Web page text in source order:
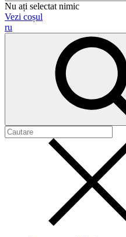
Nu ați selectat nimic
Vezi coșul
ru